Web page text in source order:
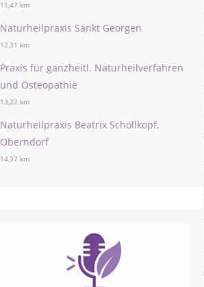
11,47 km
Naturheilpraxis Sankt Georgen
12,31 km
Praxis für ganzheitl. Naturheilverfahren
und Osteopathie
13,22 km
Naturheilpraxis Beatrix Schöllkopf,
Oberndorf
14,37 km